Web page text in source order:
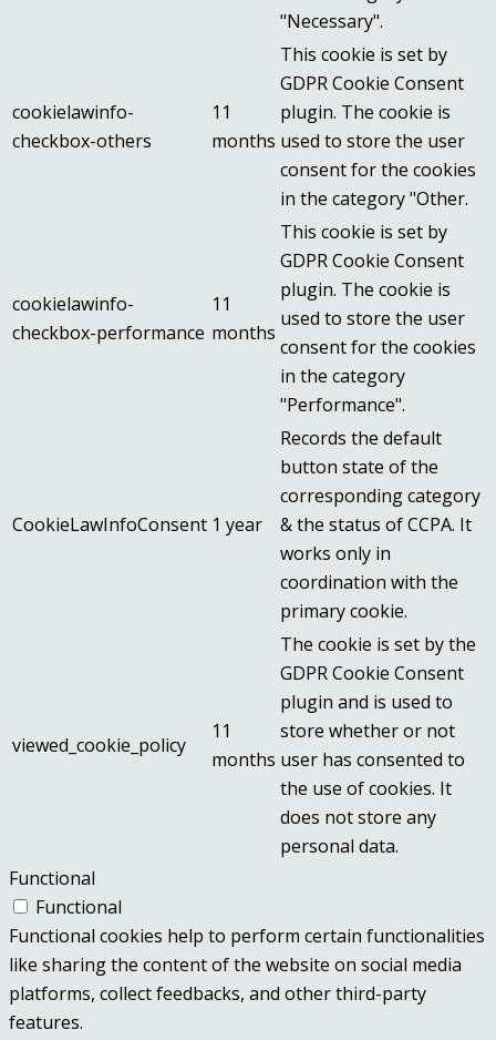
"Necessary".
cookielawinfo-
checkbox-others
11
months
This cookie is set by
GDPR Cookie Consent
plugin. The cookie is
used to store the user
consent for the cookies
in the category "Other.
cookielawinfo-
checkbox-performance
11
months
This cookie is set by
GDPR Cookie Consent
plugin. The cookie is
used to store the user
consent for the cookies
in the category
"Performance".
CookieLawInfoConsent 1 year
Records the default
button state of the
corresponding category
& the status of CCPA. It
works only in
coordination with the
primary cookie.
viewed_cookie_policy
11
months
The cookie is set by the
GDPR Cookie Consent
plugin and is used to
store whether or not
user has consented to
the use of cookies. It
does not store any
personal data.
Functional
Functional
Functional cookies help to perform certain functionalities
like sharing the content of the website on social media
platforms, collect feedbacks, and other third-party
features.